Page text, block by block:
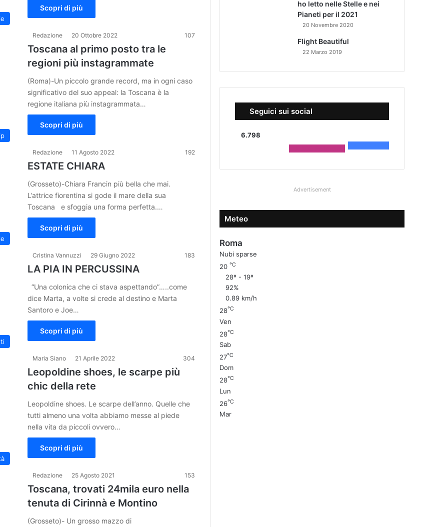
Scopri di più
Redazione 20 Ottobre 2022 107
Toscana al primo posto tra le
regioni più instagrammate
(Roma)-Un piccolo grande record, ma in ogni caso
significativo del suo appeal: la Toscana è la
regione italiana più instagrammata…
Scopri di più
Redazione 11 Agosto 2022 192
ESTATE CHIARA
(Grosseto)-Chiara Francin più bella che mai.
L’attrice fiorentina si gode il mare della sua
Toscana e sfoggia una forma perfetta.…
Scopri di più
Cristina Vannuzzi 29 Giugno 2022 183
LA PIA IN PERCUSSINA
“Una colonica che ci stava aspettando”…..come
dice Marta, a volte si crede al destino e Marta
Santoro e Joe…
Scopri di più
Maria Siano 21 Aprile 2022 304
Leopoldine shoes, le scarpe più
chic della rete
Leopoldine shoes. Le scarpe dell’anno. Quelle che
tutti almeno una volta abbiamo messe al piede
nella vita da piccoli ovvero…
Scopri di più
Redazione 25 Agosto 2021 153
Toscana, trovati 24mila euro nella
tenuta di Cirinnà e Montino
(Grosseto)- Un grosso mazzo di
ho letto nelle Stelle e nei
Pianeti per il 2021
20 Novembre 2020
Flight Beautiful
22 Marzo 2019
Seguici sui social
6.798
Advertisement
Meteo
Roma
Nubi sparse
20℃
28º - 19º
92%
0.89 km/h
28℃
Ven
28℃
Sab
27℃
Dom
28℃
Lun
26℃
Mar